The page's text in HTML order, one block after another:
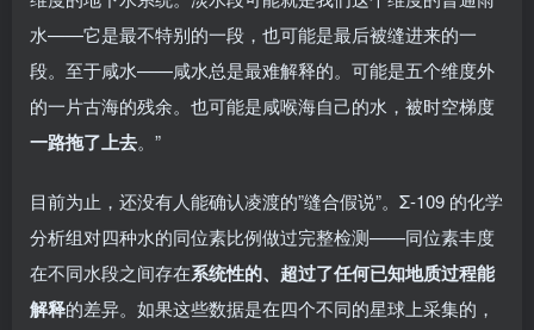
水——它是最不特别的一段，也可能是最后被缝进来的一
段。至于咸水——咸水总是最难解释的。可能是五个维度外
的一片古海的残余。也可能是咸喉海自己的水，被时空梯度
一路拖了上去。”
目前为止，还没有人能确认凌渡的”缝合假说”。Σ-109 的化学
分析组对四种水的同位素比例做过完整检测——同位素丰度
在不同水段之间存在系统性的、超过了任何已知地质过程能
解释的差异。如果这些数据是在四个不同的星球上采集的，